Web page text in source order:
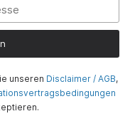
unseren Disclaimer / AGB,